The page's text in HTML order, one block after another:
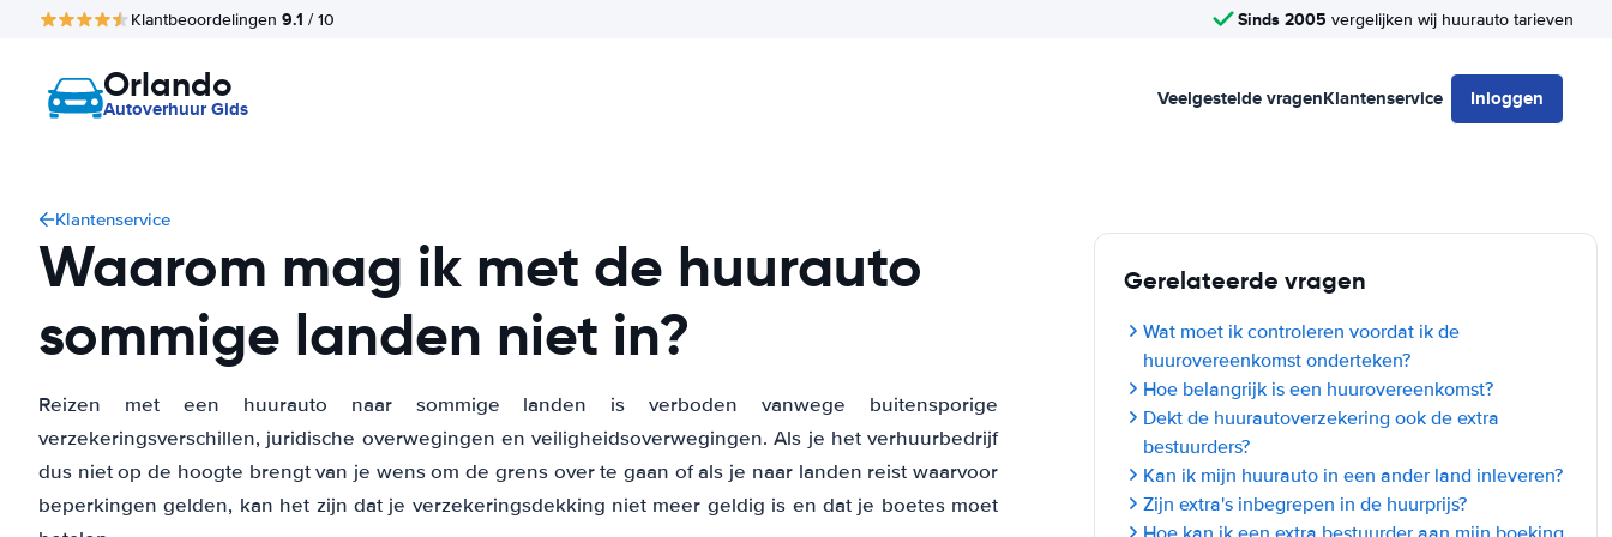
Klantbeoordelingen 9.1 / 10 Sinds 2005 vergelijken wij huurauto tarieven
Orlando
Autoverhuur Gids Veelgestelde vragenKlantenservice Inloggen
Klantenservice
Waarom mag ik met de huurauto
sommige landen niet in?
Reizen met een huurauto naar sommige landen is verboden vanwege buitensporige
verzekeringsverschillen, juridische overwegingen en veiligheidsoverwegingen. Als je het verhuurbedrijf
dus niet op de hoogte brengt van je wens om de grens over te gaan of als je naar landen reist waarvoor
beperkingen gelden, kan het zijn dat je verzekeringsdekking niet meer geldig is en dat je boetes moet
Gerelateerde vragen
Wat moet ik controleren voordat ik de
huurovereenkomst onderteken?
Hoe belangrijk is een huurovereenkomst?
Dekt de huurautoverzekering ook de extra
bestuurders?
Kan ik mijn huurauto in een ander land inleveren?
Zijn extra's inbegrepen in de huurprijs?